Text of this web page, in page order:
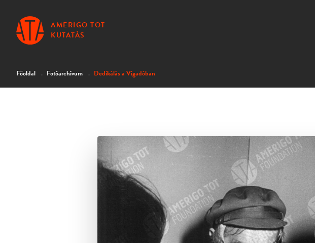
AMERIGO TOT
KUTATÁS
Főoldal Fotóarchívum Dedikálás a Vigadóban